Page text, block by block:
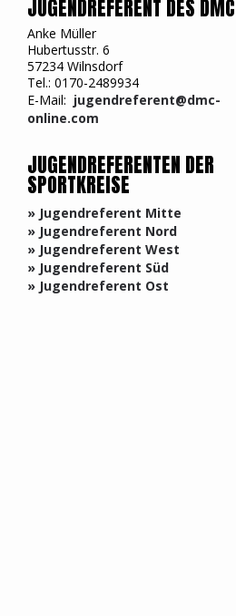
JUGENDREFERENT DES DMC
Anke Müller
Hubertusstr. 6
57234 Wilnsdorf
Tel.: 0170-2489934
E-Mail: jugendreferent@dmc-
online.com
JUGENDREFERENTEN DER
SPORTKREISE
» Jugendreferent Mitte
» Jugendreferent Nord
» Jugendreferent West
» Jugendreferent Süd
» Jugendreferent Ost